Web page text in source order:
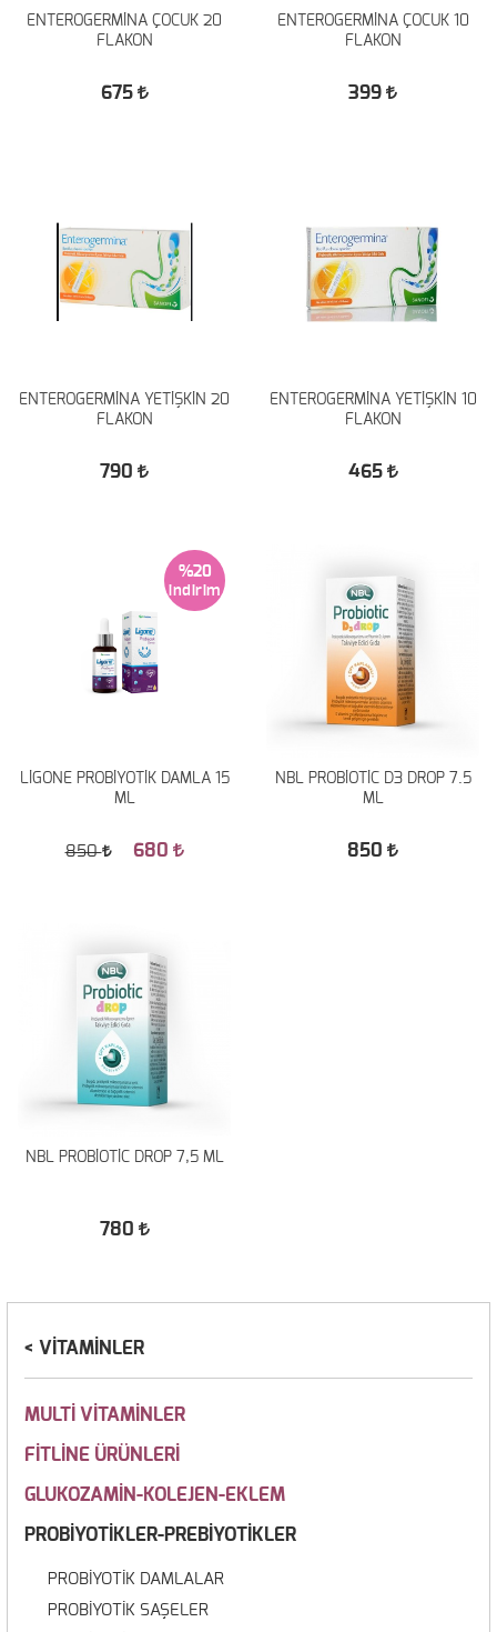
ENTEROGERMİNA ÇOCUK 20
FLAKON
675
ENTEROGERMİNA ÇOCUK 10
FLAKON
399
ENTEROGERMİNA YETİŞKİN 20
FLAKON
790
ENTEROGERMİNA YETİŞKİN 10
FLAKON
465
LİGONE PROBİYOTİK DAMLA 15
ML
%20
850 680
NBL PROBİOTİC D3 DROP 7.5
ML
850
NBL PROBİOTİC DROP 7,5 ML
780
VİTAMİNLER
MULTİ VİTAMİNLER
FİTLİNE ÜRÜNLERİ
GLUKOZAMİN-KOLEJEN-EKLEM
PROBİYOTİKLER-PREBİYOTİKLER
PROBİYOTİK DAMLALAR
PROBİYOTİK SAŞELER